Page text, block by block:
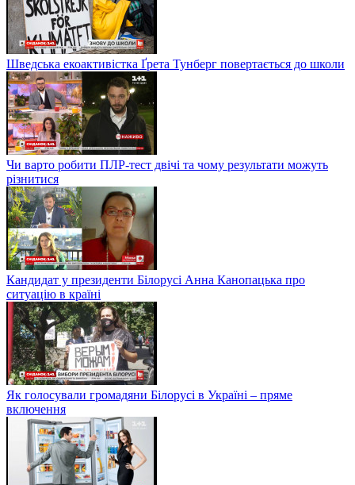
Шведська екоактивістка Ґрета Тунберг повертається до школи
Чи варто робити ПЛР-тест двічі та чому результати можуть
різнитися
Кандидат у президенти Білорусі Анна Канопацька про
ситуацію в країні
Як голосували громадяни Білорусі в Україні – пряме
включення